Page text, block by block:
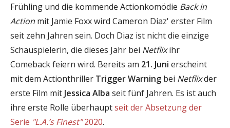
Frühling und die kommende Actionkomödie Back in
Action mit Jamie Foxx wird Cameron Diaz' erster Film
seit zehn Jahren sein. Doch Diaz ist nicht die einzige
Schauspielerin, die dieses Jahr bei Netflixihr
Comeback feiern wird. Bereits am 21. Juni erscheint
mit dem Actionthriller Trigger Warning bei Netflixder
erste Film mit Jessica Alba seit fünf Jahren. Es ist auch
ihre erste Rolle überhauptseit der Absetzung der
Serie "L.A.’s Finest"2020.